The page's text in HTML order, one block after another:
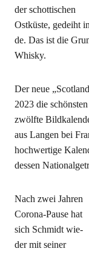
der schot­ti­schen
Ost­küs­te, gedeiht
de. Das ist die
Whisky.
Der neue
2023 die
zwölf­te
aus Lan­gen bei
hoch­wer­ti­ge
des­sen
Nach zwei Jah­ren
Coro­na-Pau­se hat
sich Schmidt wie­
der mit sei­ner